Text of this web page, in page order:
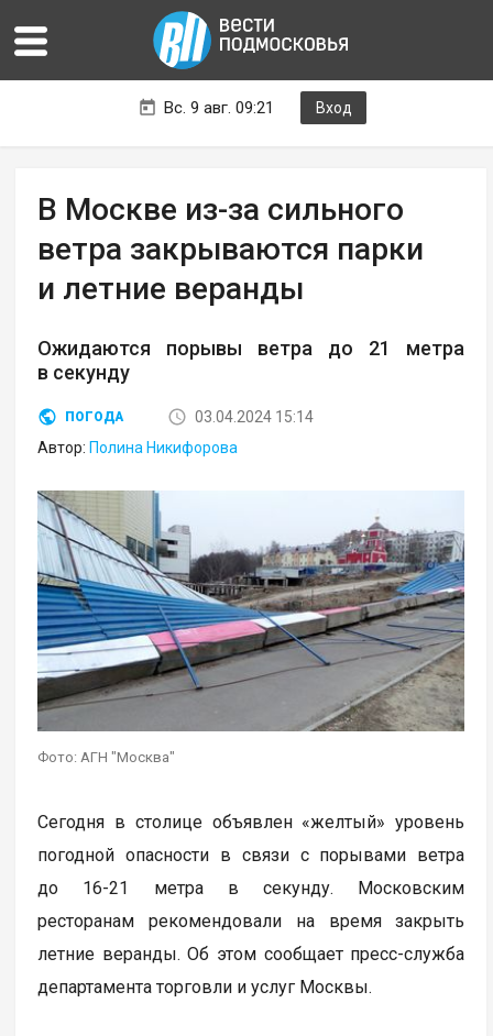
Вс. 9 авг. 09:21 Вход
В Москве из-за сильного
ветра закрываются парки
и летние веранды
Ожидаются порывы ветра до 21 метра
в секунду
ПОГОДА
03.04.2024 15:14
Автор: Полина Никифорова
Фото: АГН "Москва"
Сегодня в столице объявлен «желтый» уровень
погодной опасности в связи с порывами ветра
до 16-21 метра в секунду. Московским
ресторанам рекомендовали на время закрыть
летние веранды. Об этом сообщает пресс-служба
департамента торговли и услуг Москвы.